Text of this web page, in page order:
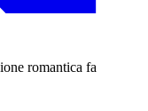
romantica fa